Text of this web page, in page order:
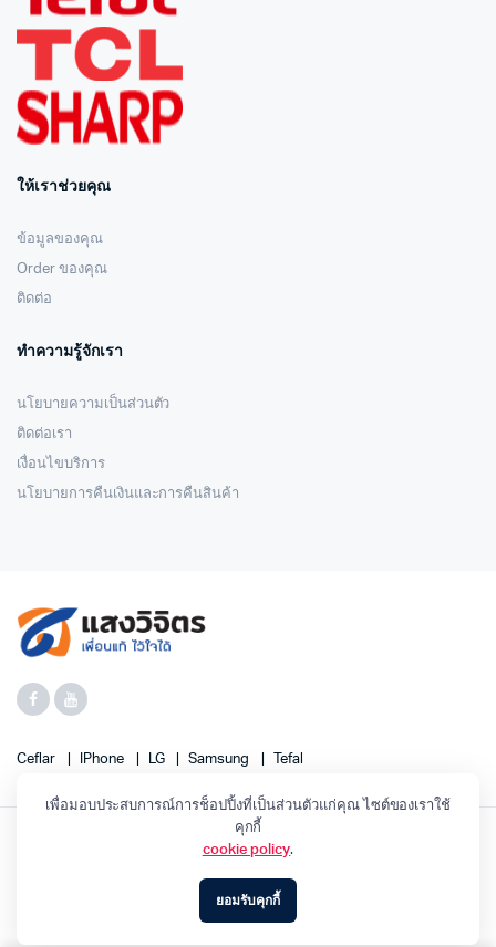
ให้เราช่วยคุณ
ข้อมูลของคุณ
Order ของคุณ
ติดต่อ
ทำความรู้จักเรา
นโยบายความเป็นส่วนตัว
ติดต่อเรา
เงื่อนไขบริการ
นโยบายการคืนเงินและการคืนสินค้า
Ceflar IPhone LG Samsung Tefal
เพื่อมอบประสบการณ์การช็อปปิ้งที่เป็นส่วนตัวแก่คุณ ไซต์ของเราใช้
คุกกี้
cookie policy.
ยอมรับคุกกี้